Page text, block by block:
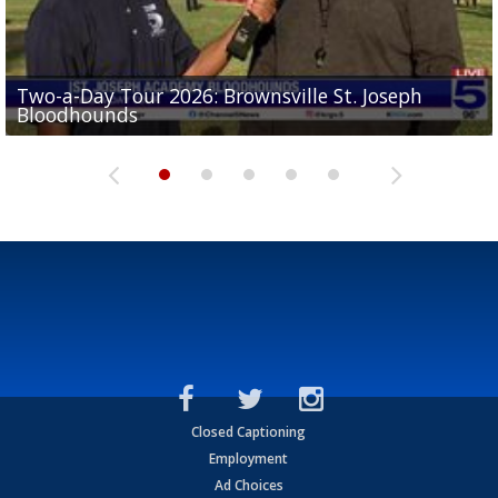
Two-a-Day Tour 2026: Brownsville St. Joseph
Bloodhounds
Two-a-Day Tour 2026: St. Joseph Academy
Bloodhounds
Two-a-Day Tour 2026: Sharyland Rattlers
Sit-down interview with UTRGV wide receiver
Tavian Cord
Two-a-Day Tour 2026: Raymondville Bearkats
Closed Captioning
Employment
Ad Choices